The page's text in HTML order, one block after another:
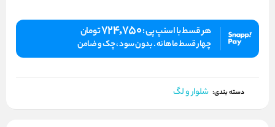
هر قسط با اسنپ پی :724,750تومان
چهار قسط ماهانه . بدون سود ، چک و ضامن
دسته بندی: شلوار و لگ